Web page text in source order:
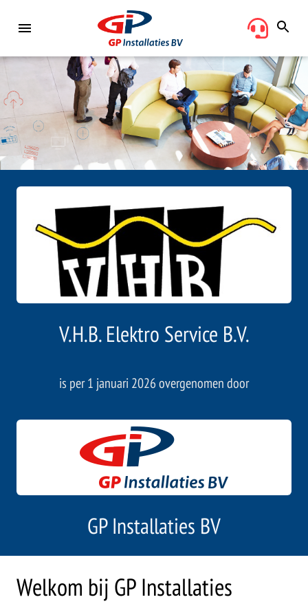
V.H.B. Elektro Service B.V.
is per 1 januari 2026 overgenomen door
GP Installaties BV
Welkom bij GP Installaties